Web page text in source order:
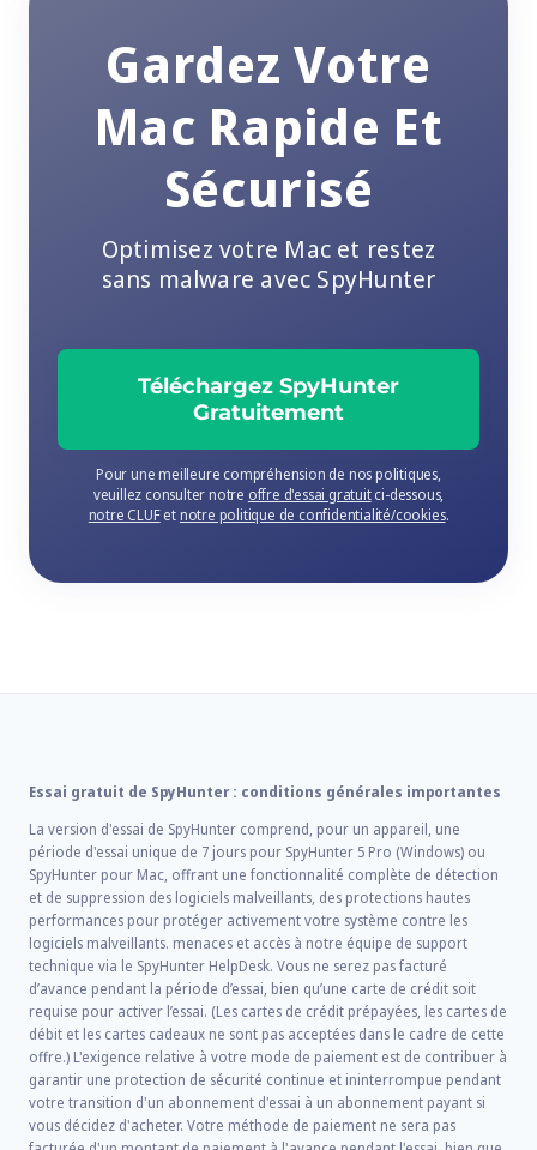
Gardez Votre
Mac Rapide Et
Sécurisé
Optimisez votre Mac et restez
sans malware avec SpyHunter
Téléchargez SpyHunter
Gratuitement
Pour une meilleure compréhension de nos politiques,
veuillez consulter notre offre d'essai gratuitci-dessous,
notre CLUFet notre politique de confidentialité/cookies.
Essai gratuit de SpyHunter : conditions générales importantes
La version d'essai de SpyHunter comprend, pour un appareil, une
période d'essai unique de 7 jours pour SpyHunter 5 Pro (Windows) ou
SpyHunter pour Mac, offrant une fonctionnalité complète de détection
et de suppression des logiciels malveillants, des protections hautes
performances pour protéger activement votre système contre les
logiciels malveillants. menaces et accès à notre équipe de support
technique via le SpyHunter HelpDesk. Vous ne serez pas facturé
d’avance pendant la période d’essai, bien qu’une carte de crédit soit
requise pour activer l’essai. (Les cartes de crédit prépayées, les cartes de
débit et les cartes cadeaux ne sont pas acceptées dans le cadre de cette
offre.) L'exigence relative à votre mode de paiement est de contribuer à
garantir une protection de sécurité continue et ininterrompue pendant
votre transition d'un abonnement d'essai à un abonnement payant si
vous décidez d'acheter. Votre méthode de paiement ne sera pas